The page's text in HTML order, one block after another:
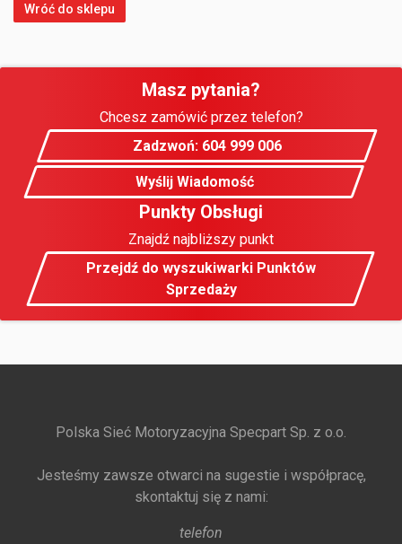
Wróć do sklepu
Masz pytania?
Chcesz zamówić przez telefon?
Zadzwoń: 604 999 006
Wyślij Wiadomość
Punkty Obsługi
Znajdź najbliższy punkt
Przejdź do wyszukiwarki Punktów
Sprzedaży
Polska Sieć Motoryzacyjna Specpart Sp. z o.o.
Jesteśmy zawsze otwarci na sugestie i współpracę,
skontaktuj się z nami:
telefon